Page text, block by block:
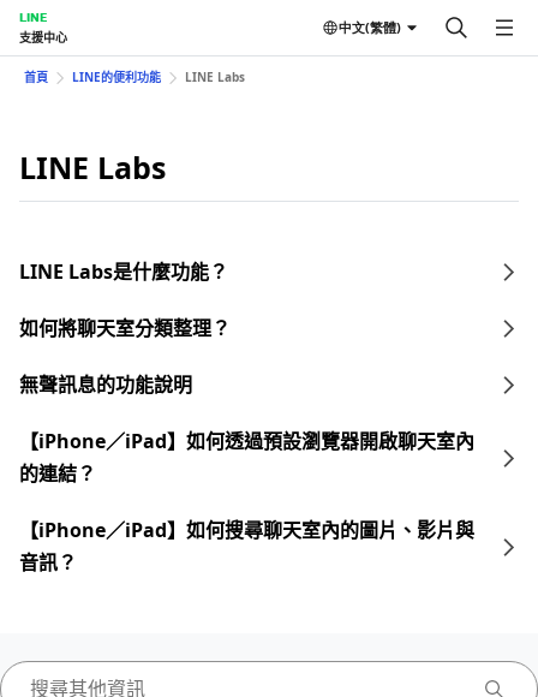
LINE
支援中心
中文(繁體)
首頁 LINE的便利功能 LINE Labs
LINE Labs
LINE Labs是什麼功能？
如何將聊天室分類整理？
無聲訊息的功能說明
【iPhone／iPad】如何透過預設瀏覽器開啟聊天室內
的連結？
【iPhone／iPad】如何搜尋聊天室內的圖片、影片與
音訊？